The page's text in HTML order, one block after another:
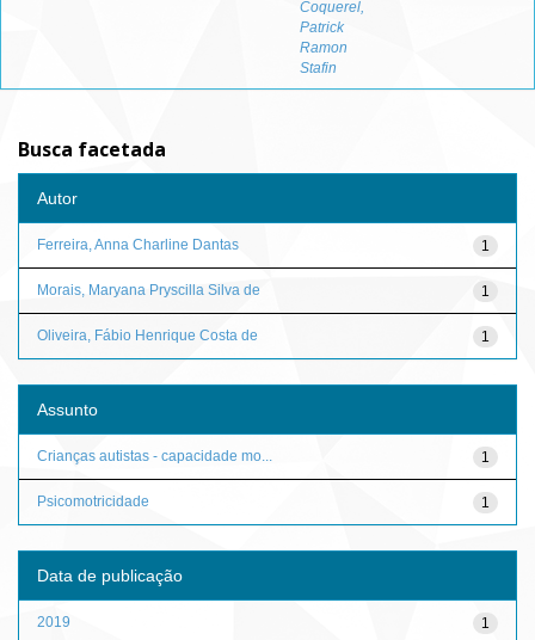
Coquerel,
Patrick
Ramon
Stafin
Busca facetada
Autor
1
Ferreira, Anna Charline Dantas
1
Morais, Maryana Pryscilla Silva de
1
Oliveira, Fábio Henrique Costa de
Assunto
1
Crianças autistas - capacidade mo...
1
Psicomotricidade
Data de publicação
1
2019